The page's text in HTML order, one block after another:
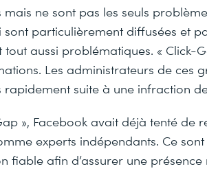
mais ne sont pas les seuls
sont particulièrement diffusées et
tout aussi problématiques. «
Les administrateurs de ces
suite à une infraction
», Facebook avait déjà tenté de
experts indépendants. Ce
fiable afin d’assurer une